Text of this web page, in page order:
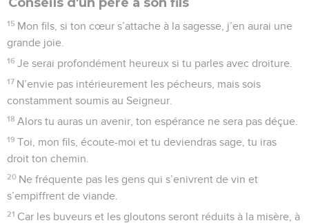
15 Mon fils, si ton cœur s’attache à la sagesse, j’en aurai une
grande joie.
16 Je serai profondément heureux si tu parles avec droiture.
17 N’envie pas intérieurement les pécheurs, mais sois
constamment soumis au Seigneur.
18 Alors tu auras un avenir, ton espérance ne sera pas déçue.
19 Toi, mon fils, écoute-moi et tu deviendras sage, tu iras
droit ton chemin.
20 Ne fréquente pas les gens qui s’enivrent de vin et
s’empiffrent de viande.
21 Car les buveurs et les gloutons seront réduits à la misère, à